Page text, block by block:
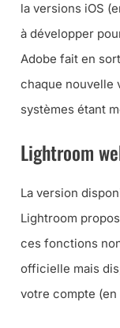
la versions iOS
à développer
Adobe fait en
chaque nouvelle
systèmes étant
Lightroom
La version
Lightroom
ces fonctions
officielle mais
votre compte (en